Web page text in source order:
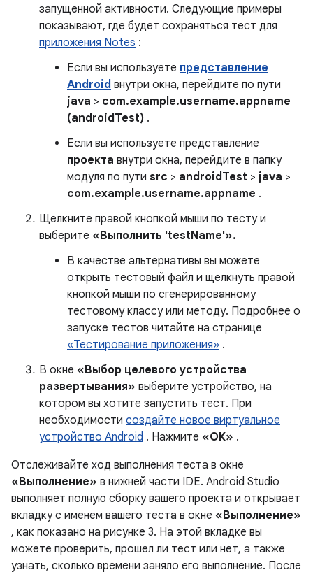
запущенной активности. Следующие примеры
показывают, где будет сохраняться тест для
приложения Notes :
Если вы используете представление
Android внутри окна, перейдите по пути
java > com.example.username.appname
(androidTest) .
Если вы используете представление
проекта внутри окна, перейдите в папку
модуля по пути src > androidTest > java >
com.example.username.appname .
Щелкните правой кнопкой мыши по тесту и
выберите «Выполнить 'testName'».
В качестве альтернативы вы можете
открыть тестовый файл и щелкнуть правой
кнопкой мыши по сгенерированному
тестовому классу или методу. Подробнее о
запуске тестов читайте на странице
«Тестирование приложения» .
В окне «Выбор целевого устройства
развертывания» выберите устройство, на
котором вы хотите запустить тест. При
необходимости создайте новое виртуальное
устройство Android . Нажмите «ОК» .
Отслеживайте ход выполнения теста в окне
«Выполнение» в нижней части IDE. Android Studio
выполняет полную сборку вашего проекта и открывает
вкладку с именем вашего теста в окне «Выполнение»
, как показано на рисунке 3. На этой вкладке вы
можете проверить, прошел ли тест или нет, а также
узнать, сколько времени заняло его выполнение. После